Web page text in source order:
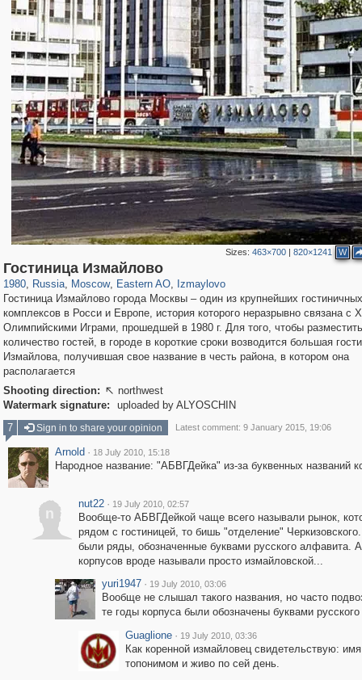
Sizes: 463×700| 820×1241 W
Гостиница Измайлово
1980, Russia
1,406,871 29,248
, Moscow
319,861 8,286
, Eastern AO
20,939 306
, Izmaylovo
3,432
Гостиница Измайлово города Москвы – один из крупнейших гостиничных
комплексов в Росси и Европе, история которого неразрывно связана с
Олимпийскими Играми, прошедшей в 1980 г. Для того, чтобы
количество гостей, в городе в короткие сроки возводится большая
Измайлова, получившая свое название в честь района, в котором она
располагается
Shooting direction:  northwest
Watermark signature:
uploaded by ALYOSCHIN
7
Sign in to share your opinion Latest comment: 9 January 2015, 19:06
Arnold · 18 July 2010, 15:18
Народное название: "АБВГДейка" из-за буквенных названий
n
nut22 · 19 July 2010, 02:57
Вообще-то АБВГДейкой чаще всего называли рынок,
рядом с гостиницей, то бишь "отделение"
были ряды, обозначенные буквами русского алфавита.
корпусов вроде называли просто измайловской...
yuri1947 · 19 July 2010, 03:06
Вообще не слышал такого названия, но часто
те годы корпуса были обозначены буквами
Guaglione · 19 July 2010, 03:36
Как коренной измайловец свидетельствую:
топонимом и живо по сей день.